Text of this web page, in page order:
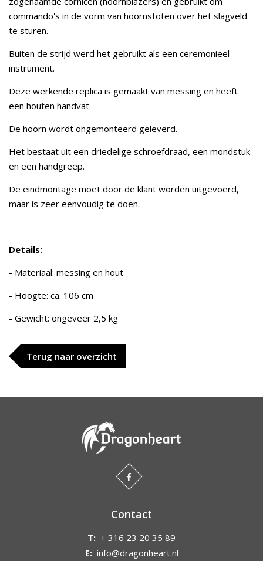
commando's in de vorm van hoornstoten over het slagveld
te sturen.
Buiten de strijd werd het gebruikt als een ceremonieel
instrument.
Deze werkende replica is gemaakt van messing en heeft
een houten handvat.
De hoorn wordt ongemonteerd geleverd.
Het bestaat uit een driedelige schroefdraad, een mondstuk
en een handgreep.
De eindmontage moet door de klant worden uitgevoerd,
maar is zeer eenvoudig te doen.
Details:
- Materiaal: messing en hout
- Hoogte: ca. 106 cm
- Gewicht: ongeveer 2,5 kg
Terug naar overzicht
Contact
T: + 316 23 20 35 89
E: info@dragonheart.nl